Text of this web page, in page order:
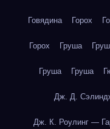
Говядина Горох
Горох Груша
Груша Груша
Дж. Д.
Дж. К. Роулинг —